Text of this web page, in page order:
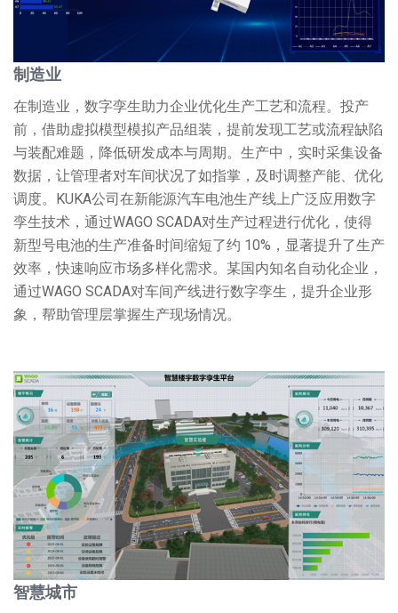
制造业
在制造业，数字孪生助力企业优化生产工艺和流程。投产
前，借助虚拟模型模拟产品组装，提前发现工艺或流程缺陷
与装配难题，降低研发成本与周期。生产中，实时采集设备
数据，让管理者对车间状况了如指掌，及时调整产能、优化
调度。KUKA公司在新能源汽车电池生产线上广泛应用数字
孪生技术，通过WAGO SCADA对生产过程进行优化，使得
新型号电池的生产准备时间缩短了约 10%，显著提升了生产
效率，快速响应市场多样化需求。某国内知名自动化企业，
通过WAGO SCADA对车间产线进行数字孪生，提升企业形
象，帮助管理层掌握生产现场情况。
智慧城市